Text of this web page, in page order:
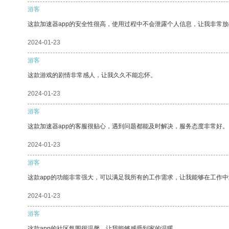
游客
这款加速器app的安全性很高，使用过程中不会泄露个人信息，让我非常放
2024-01-23
游客
这款游戏的剧情非常感人，让我久久不能忘怀。
2024-01-23
游客
这款加速器app的客服很贴心，遇到问题都能及时解决，服务态度非常好。
2024-01-23
游客
这款app的功能非常强大，可以满足我所有的工作需求，让我能够在工作中
2024-01-23
游客